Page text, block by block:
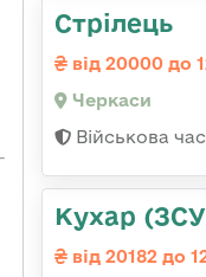
Стрілець
від 20000 до
Черкаси
Військова
Кухар
від 20182 до